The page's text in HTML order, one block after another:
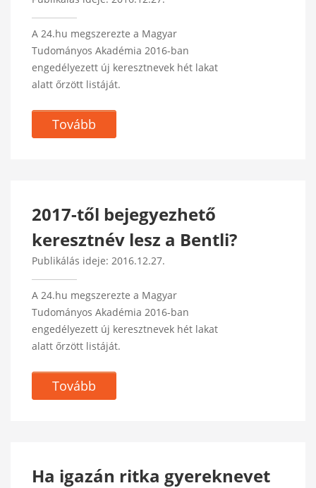
A 24.hu megszerezte a Magyar
Tudományos Akadémia 2016-ban
engedélyezett új keresztnevek hét lakat
alatt őrzött listáját.
Tovább
2017-től bejegyezhető
keresztnév lesz a Bentli?
Publikálás ideje: 2016.12.27.
A 24.hu megszerezte a Magyar
Tudományos Akadémia 2016-ban
engedélyezett új keresztnevek hét lakat
alatt őrzött listáját.
Tovább
Ha igazán ritka gyereknevet